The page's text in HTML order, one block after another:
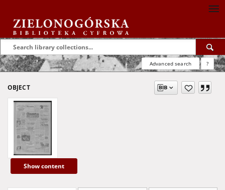
Advanced search ?
OBJECT
Show content